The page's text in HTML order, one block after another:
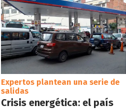
Expertos plantean una serie de
salidas
Crisis energética: el país